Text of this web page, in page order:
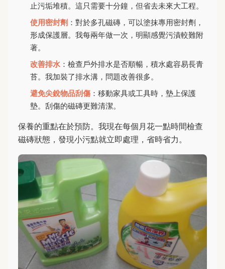
止污垢堆積。這只需要十分鐘，但省去未來大工程。
使用密封劑 ：對於多孔磁磚，可以塗抹專用密封劑，
形成保護層。我每兩年做一次，明顯感覺污漬較難附
著。
改善排水 ：檢查戶外排水是否順暢，積水處容易長青
苔。我加裝了排水溝，問題改善很多。
避免尖銳物品刮傷 ：移動家具或工具時，墊上保護
墊。刮傷的磁磚更難清潔。
保養的重點在於預防。我現在每個月花一點時間檢查
磁磚狀態，發現小污點就立即處理，省時省力。